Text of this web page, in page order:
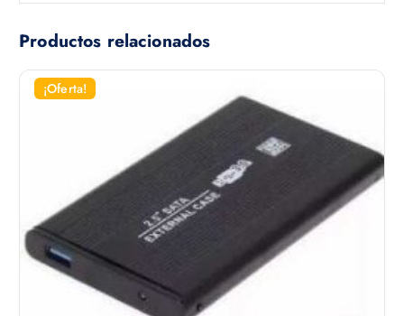
Productos relacionados
¡Oferta!